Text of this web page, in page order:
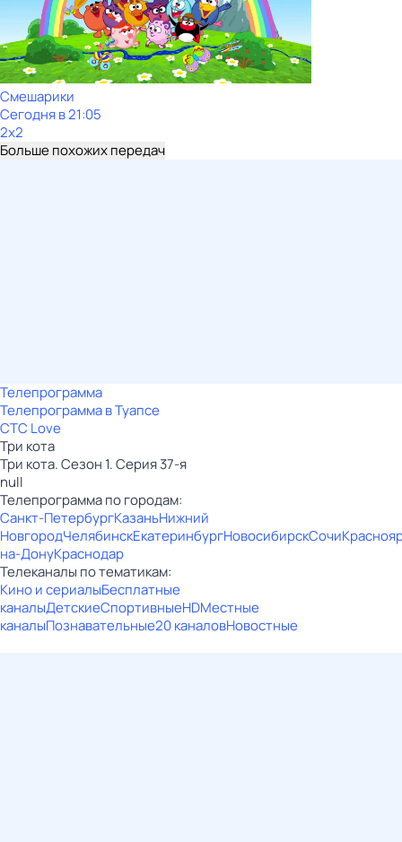
Смешарики
Сегодня в 21:05
2x2
Больше похожих передач
Телепрограмма
Телепрограмма в Туапсе
СТС Love
Три кота
Три кота. Сезон 1. Серия 37-я
null
Телепрограмма по городам:
Санкт-ПетербургКазаньНижний
НовгородЧелябинскЕкатеринбургНовосибирскСочи
на-ДонуКраснодар
Телеканалы по тематикам:
Кино и сериалыБесплатные
каналыДетскиеСпортивныеHDМестные
каналыПознавательные20 каналовНовостные